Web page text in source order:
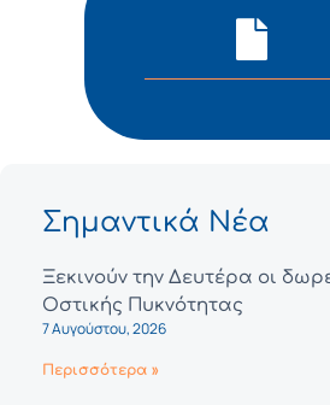
Σημαντικά Νέα
Ξεκινούν την Δευτέρα οι
Οστικής Πυκνότητας
7 Αυγούστου, 2026
Περισσότερα »